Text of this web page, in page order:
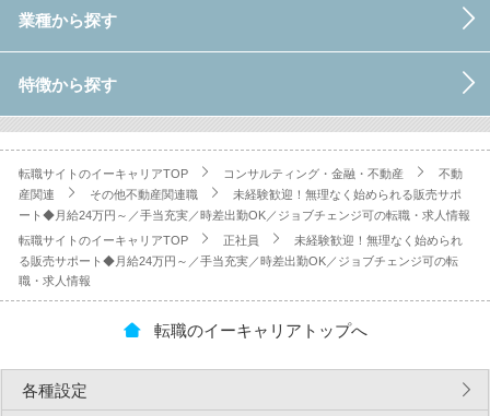
業種から探す
特徴から探す
転職サイトのイーキャリアTOP コンサルティング・金融・不動産
不動
産関連
その他不動産関連職
未経験歓迎！無理なく始められる販売サポ
ート◆月給24万円～／手当充実／時差出勤OK／ジョブチェンジ可の転職・求人情報
転職サイトのイーキャリアTOP
正社員
未経験歓迎！無理なく始められ
る販売サポート◆月給24万円～／手当充実／時差出勤OK／ジョブチェンジ可の転
職・求人情報
転職のイーキャリアトップへ
各種設定